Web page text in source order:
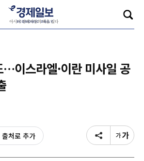
이스라엘·이란 미사일 공
처로 추가